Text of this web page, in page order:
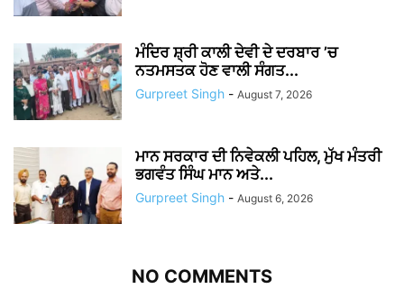
ਮੰਦਿਰ ਸ਼੍ਰੀ ਕਾਲੀ ਦੇਵੀ ਦੇ ਦਰਬਾਰ ’ਚ
ਨਤਮਸਤਕ ਹੋਣ ਵਾਲੀ ਸੰਗਤ...
Gurpreet Singh - August 7, 2026
ਮਾਨ ਸਰਕਾਰ ਦੀ ਨਿਵੇਕਲੀ ਪਹਿਲ, ਮੁੱਖ ਮੰਤਰੀ
ਭਗਵੰਤ ਸਿੰਘ ਮਾਨ ਅਤੇ...
Gurpreet Singh - August 6, 2026
NO COMMENTS